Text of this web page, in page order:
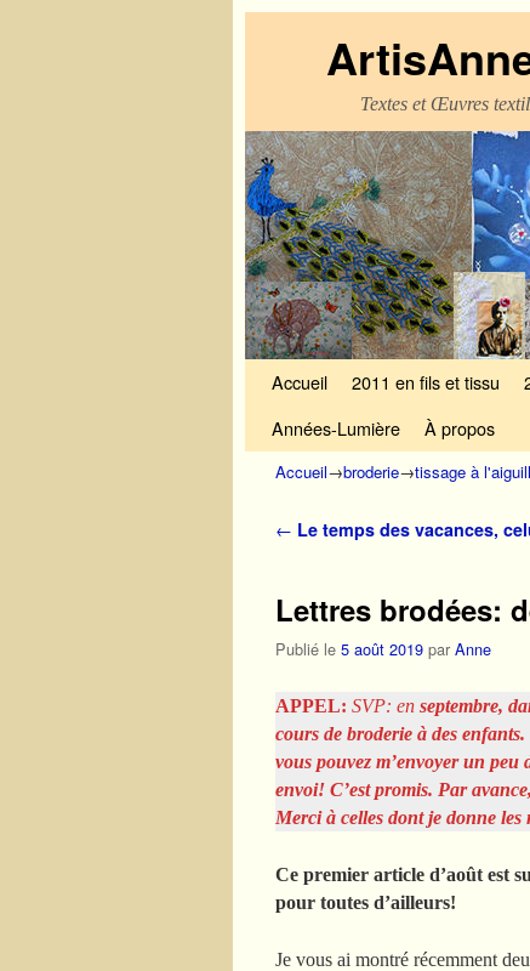
Textes et Œuvres
Accueil 2011 en fils et tissu
Années-Lumière
À propos
Accueil→broderie→tissage à
Navigation des articles
← Le temps des vacances,
Lettres brodées:
Publié le 5 août 2019 par Anne
APPEL: SVP: en septembre,
cours de broderie à des
vous pouvez m’envoyer un
envoi! C’est promis. Par
Merci à celles dont je donne les
Ce premier article d’août est
pour toutes d’ailleurs!
Je vous ai montré récemment